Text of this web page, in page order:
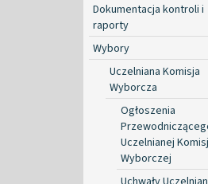
Dokumentacja kontroli i
raporty
Wybory
Uczelniana Komisja
Wyborcza
Ogłoszenia
Uczelnianej
Wyborczej